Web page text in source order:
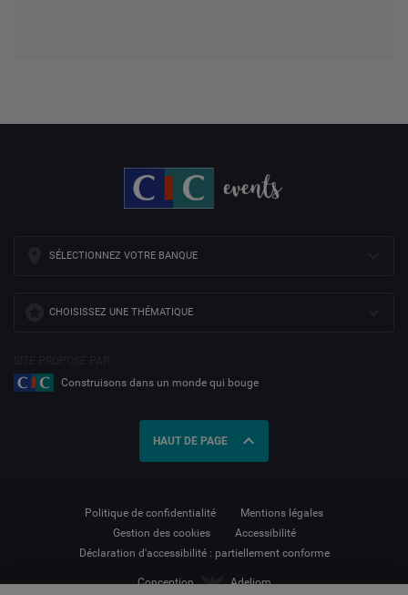
SÉLECTIONNEZ VOTRE BANQUE
CHOISISSEZ UNE THÉMATIQUE
Construisons dans un monde qui bouge
HAUT DE PAGE expand_less
Politique de confidentialité
Mentions légales
Gestion des cookies
Accessibilité
Déclaration d'accessibilité : partiellement conforme
Conception Adeliom